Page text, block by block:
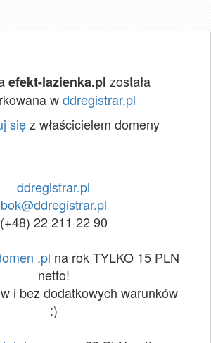
efekt-lazienka.pl została
wddregistrar.pl
sięz właścicielem domeny
ddregistrar.pl
bok@ddregistrar.pl
(+48) 22 211 22 90
.pl na rok TYLKO 15 PLN
netto!
i bez dodatkowych warunków
:)